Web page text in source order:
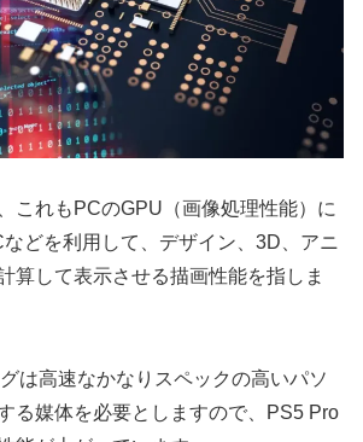
これもPCのGPU（画像処理性能）に
どを利用して、デザイン、3D、アニ
算して表示させる描画性能を指しま
は高速なかなりスペックの高いパソ
る媒体を必要としますので、PS5 Pro